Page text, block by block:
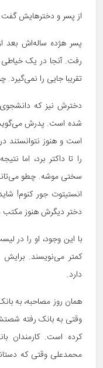
از پسر و دخترهایش گفت
پسر هژده ساله‌اش بعد
رفت. آنجا در یک
تقریبا جایی را
دخترش نیز که دانشجوی
شده است. پدرش می‌گوید
است و هنوز نتوانستند
را تا داکتر برد، اما
سختی موشه. چطو
انستیتوت جور کنوم!
دختر دیگرش هنوز مکتب
با این وجود، او را در
کمتر می‌نویسند.
دارد.
همان روز مصاحبه، به
وقتی به بانک رفته
کرده است. کارمندان
محمدعلی وقتی که